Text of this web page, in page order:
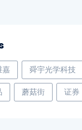
嘉 舜宇光学科技
蘑菇街 证券